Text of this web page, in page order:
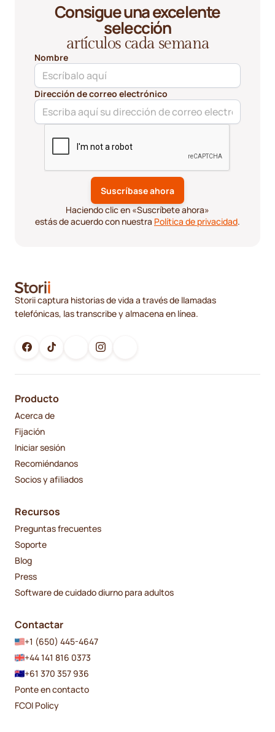
Consigue una excelente
selección
artículos cada semana
Nombre
Dirección de correo electrónico
Haciendo clic en «Suscríbete ahora»
estás de acuerdo con nuestra Política de privacidad.
Storii captura historias de vida a través de llamadas
telefónicas, las transcribe y almacena en línea.
Producto
Acerca de
Fijación
Iniciar sesión
Recomiéndanos
Socios y afiliados
Recursos
Preguntas frecuentes
Soporte
Blog
Press
Software de cuidado diurno para adultos
Contactar
+1 (650) 445-4647
+44 141 816 0373
+61 370 357 936
Ponte en contacto
FCOI Policy